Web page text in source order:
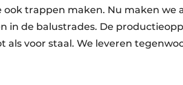
trappen maken. Nu maken we
in de balustrades. De
als voor staal. We leveren